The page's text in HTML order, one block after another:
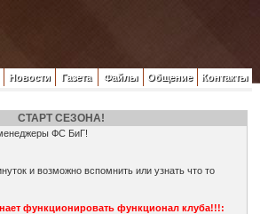
Новости Газета Файлы Общение Контакты
СТАРТ СЕЗОНА!
ФС БиГ!
и возможно вспомнить или узнать что то
функционировать функционал клуба!!!: